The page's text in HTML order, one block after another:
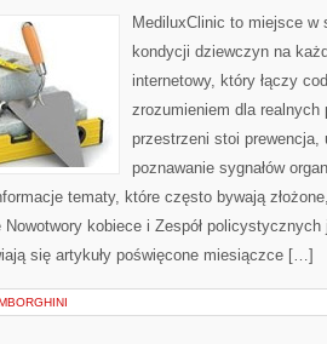
MediluxClinic to miejsce
kondycji dziewczyn na
internetowy, który łączy
zrozumieniem dla
przestrzeni stoi prewencja,
poznawanie sygnałów
tematy, które często bywają
Nowotwory kobiece i Zespół policystycznych
się artykuły poświęcone miesiączce […]